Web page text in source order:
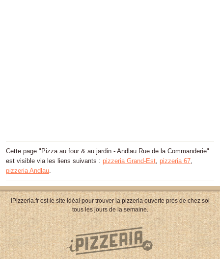
Cette page "Pizza au four & au jardin - Andlau Rue de la Commanderie"
est visible via les liens suivants : pizzeria Grand-Est, pizzeria 67,
pizzeria Andlau.
iPizzeria.fr est le site idéal pour trouver la pizzeria ouverte près de chez soi
tous les jours de la semaine.